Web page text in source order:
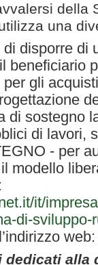
della
una
disporre di
beneficiario
gli
di sostegno
di lavori,
- per
modello
it/
di-
alla